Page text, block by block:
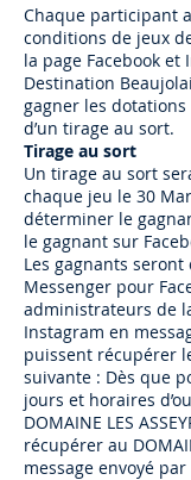
Chaque participant
conditions de jeux
la page Facebook et
Destination
gagner les
d’un tirage au sort.
Tirage au sort
Un tirage au sort
chaque jeu le 30
déterminer le
le gagnant sur
Les gagnants seront
Messenger pour
administrateurs de
Instagram en
puissent récupérer
suivante : Dès que
jours et horaires
DOMAINE LES
récupérer au
message envoyé par